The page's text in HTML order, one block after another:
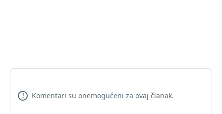
! Komentari su onemogućeni za ovaj članak.